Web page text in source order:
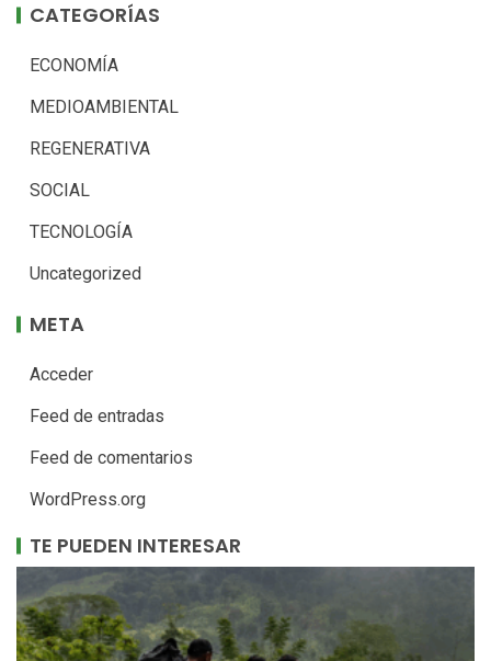
CATEGORÍAS
ECONOMÍA
MEDIOAMBIENTAL
REGENERATIVA
SOCIAL
TECNOLOGÍA
Uncategorized
META
Acceder
Feed de entradas
Feed de comentarios
WordPress.org
TE PUEDEN INTERESAR